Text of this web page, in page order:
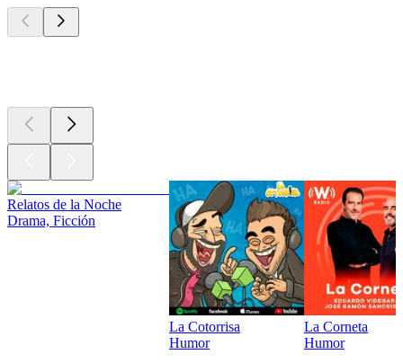
Relatos de la Noche
Drama, Ficción
La Cotorrisa
Humor
La Corneta
Humor